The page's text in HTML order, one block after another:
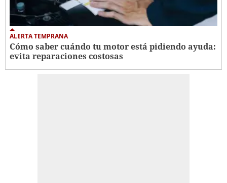
ALERTA TEMPRANA
Cómo saber cuándo tu motor está pidiendo ayuda:
evita reparaciones costosas